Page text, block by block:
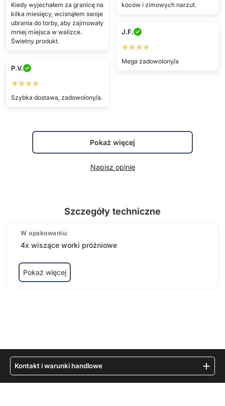
koców i zimowych narzut.
Kiedy wyjechałem za granicę na
kilka miesięcy, wcisnąłem swoje
ubrania do torby, aby zajmowały
mniej miejsca w walizce.
Świetny produkt.
J.F.
★★★★
Mega zadowolony/a
P.V.
★★★★
Szybka dostawa, zadowolony/a.
Pokaż więcej
Napisz opinię
Szczegóły techniczne
W opakowaniu:
4x wiszące worki próżniowe
Pokaż więcej
Kontakt i warunki handlowe